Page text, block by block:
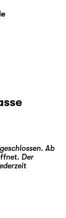
“.Hubert
er
Ab
Der